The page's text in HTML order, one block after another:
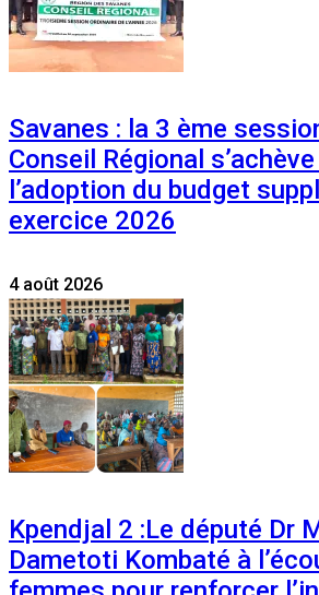
Savanes : la 3 ème
Conseil Régional
l’adoption du budget
exercice 2026
4 août 2026
Kpendjal 2 :Le député Dr
Dametoti Kombaté à